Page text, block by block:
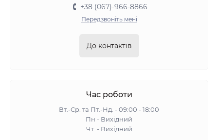
+38 (067)-966-8866
Передзвоніть мені
До контактів
Час роботи
Вт.-Ср. та Пт.-Нд. - 09:00 - 18:00
Пн - Вихідний
Чт. - Вихідний